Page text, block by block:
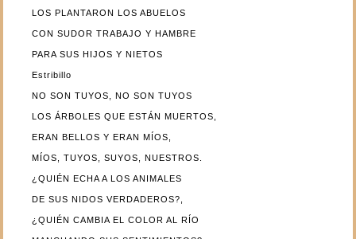
LOS PLANTARON LOS ABUELOS
CON SUDOR TRABAJO Y HAMBRE
PARA SUS HIJOS Y NIETOS
Estribillo
NO SON TUYOS, NO SON TUYOS
LOS ÁRBOLES QUE ESTÁN MUERTOS,
ERAN BELLOS Y ERAN MÍOS,
MÍOS, TUYOS, SUYOS, NUESTROS.
¿QUIÉN ECHA A LOS ANIMALES
DE SUS NIDOS VERDADEROS?,
¿QUIÉN CAMBIA EL COLOR AL RÍO